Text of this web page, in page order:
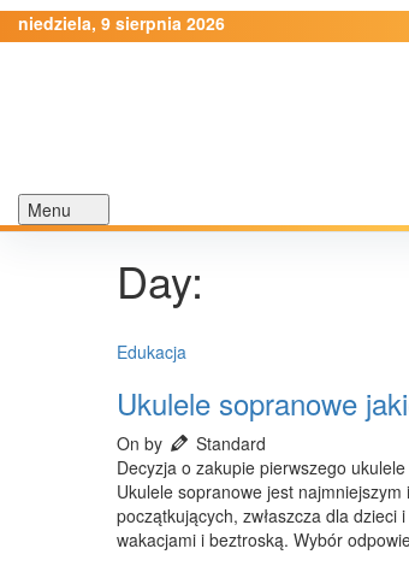
niedziela, 9 sierpnia 2026
Menu
Day:
Edukacja
Ukulele sopranowe
On by
Standard
Decyzja o zakupie pierwszego
Ukulele sopranowe jest
początkujących, zwłaszcza dla
wakacjami i beztroską. Wybór